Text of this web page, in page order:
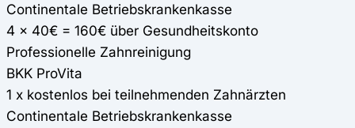
Continentale Betriebskrankenkasse
4 x 40€ = 160€ über Gesundheitskonto
Professionelle Zahnreinigung
BKK ProVita
1 x kostenlos bei teilnehmenden Zahnärzten
Continentale Betriebskrankenkasse